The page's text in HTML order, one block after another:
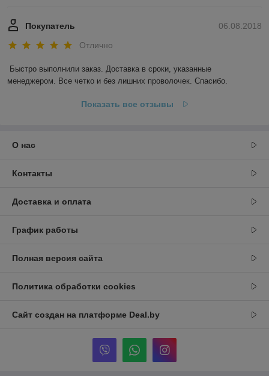
06.08.2018
Покупатель
Отлично
Быстро выполнили заказ. Доставка в сроки, указанные
менеджером. Все четко и без лишних проволочек. Спасибо.
Показать все отзывы
О нас
Контакты
Доставка и оплата
График работы
Полная версия сайта
Политика обработки cookies
Сайт создан на платформе Deal.by